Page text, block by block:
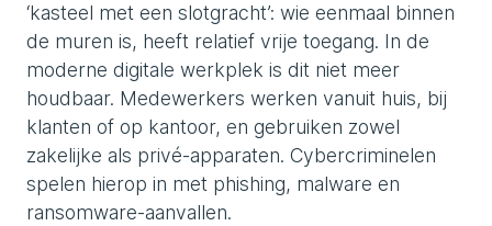
‘kasteel met een slotgracht’: wie eenmaal binnen
de muren is, heeft relatief vrije toegang. In de
moderne digitale werkplek is dit niet meer
houdbaar. Medewerkers werken vanuit huis, bij
klanten of op kantoor, en gebruiken zowel
zakelijke als privé-apparaten. Cybercriminelen
spelen hierop in met phishing, malware en
ransomware-aanvallen.